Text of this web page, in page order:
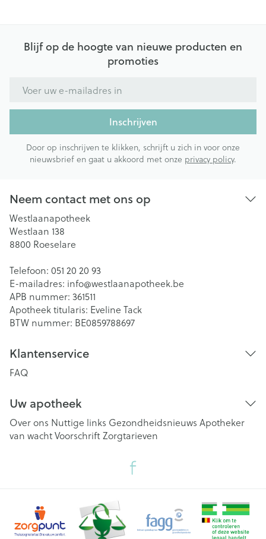
Blijf op de hoogte van nieuwe producten en
promoties
Inschrijven
Door op inschrijven te klikken, schrijft u zich in voor onze
nieuwsbrief en gaat u akkoord met onze privacy policy.
Neem contact met ons op
Westlaanapotheek
Westlaan 138
8800 Roeselare
Telefoon: 051 20 20 93
E-mailadres: info@westlaanapotheek.be
APB nummer: 361511
Apotheek titularis: Eveline Tack
BTW nummer: BE0859788697
Klantenservice
FAQ
Uw apotheek
Over ons Nuttige links Gezondheidsnieuws Apotheker
van wachtVoorschriftZorgtarieven